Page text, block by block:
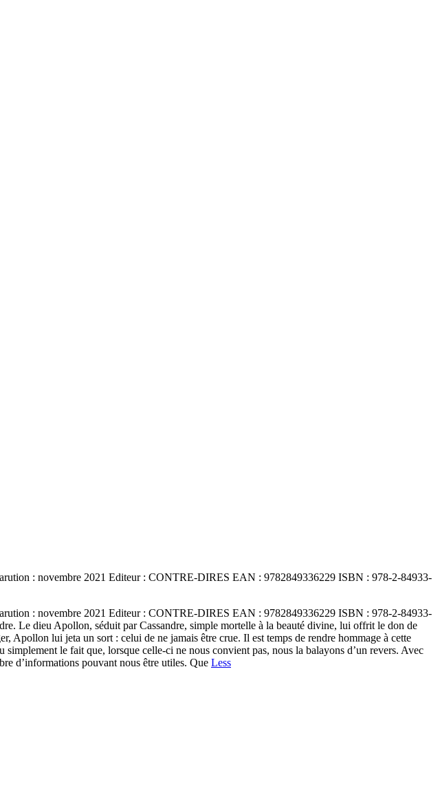
: novembre 2021 Editeur : CONTRE-DIRES EAN : 9782849336229 ISBN : 978-2-84933-
: novembre 2021 Editeur : CONTRE-DIRES EAN : 9782849336229 ISBN : 978-2-84933-
Le dieu Apollon, séduit par Cassandre, simple mortelle à la beauté divine, lui offrit le don de
lui jeta un sort : celui de ne jamais être crue. Il est temps de rendre hommage à cette
le fait que, lorsque celle-ci ne nous convient pas, nous la balayons d’un revers. Avec
d’informations pouvant nous être utiles. Que Less